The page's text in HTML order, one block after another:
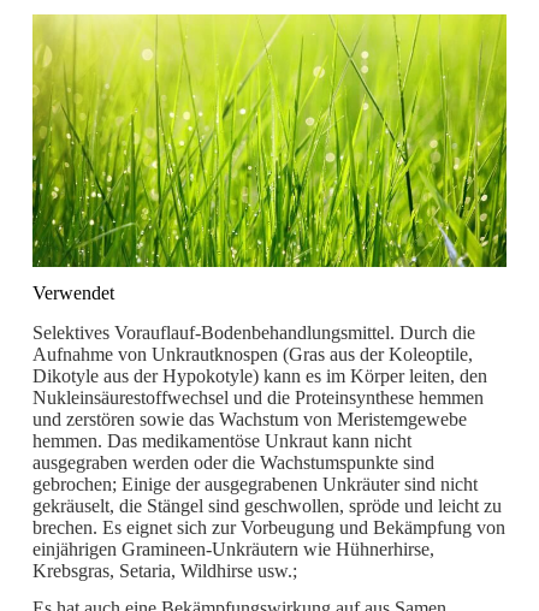
Verwendet
Selektives Vorauflauf-Bodenbehandlungsmittel. Durch die
Aufnahme von Unkrautknospen (Gras aus der Koleoptile,
Dikotyle aus der Hypokotyle) kann es im Körper leiten, den
Nukleinsäurestoffwechsel und die Proteinsynthese hemmen
und zerstören sowie das Wachstum von Meristemgewebe
hemmen. Das medikamentöse Unkraut kann nicht
ausgegraben werden oder die Wachstumspunkte sind
gebrochen; Einige der ausgegrabenen Unkräuter sind nicht
gekräuselt, die Stängel sind geschwollen, spröde und leicht zu
brechen. Es eignet sich zur Vorbeugung und Bekämpfung von
einjährigen Gramineen-Unkräutern wie Hühnerhirse,
Krebsgras, Setaria, Wildhirse usw.;